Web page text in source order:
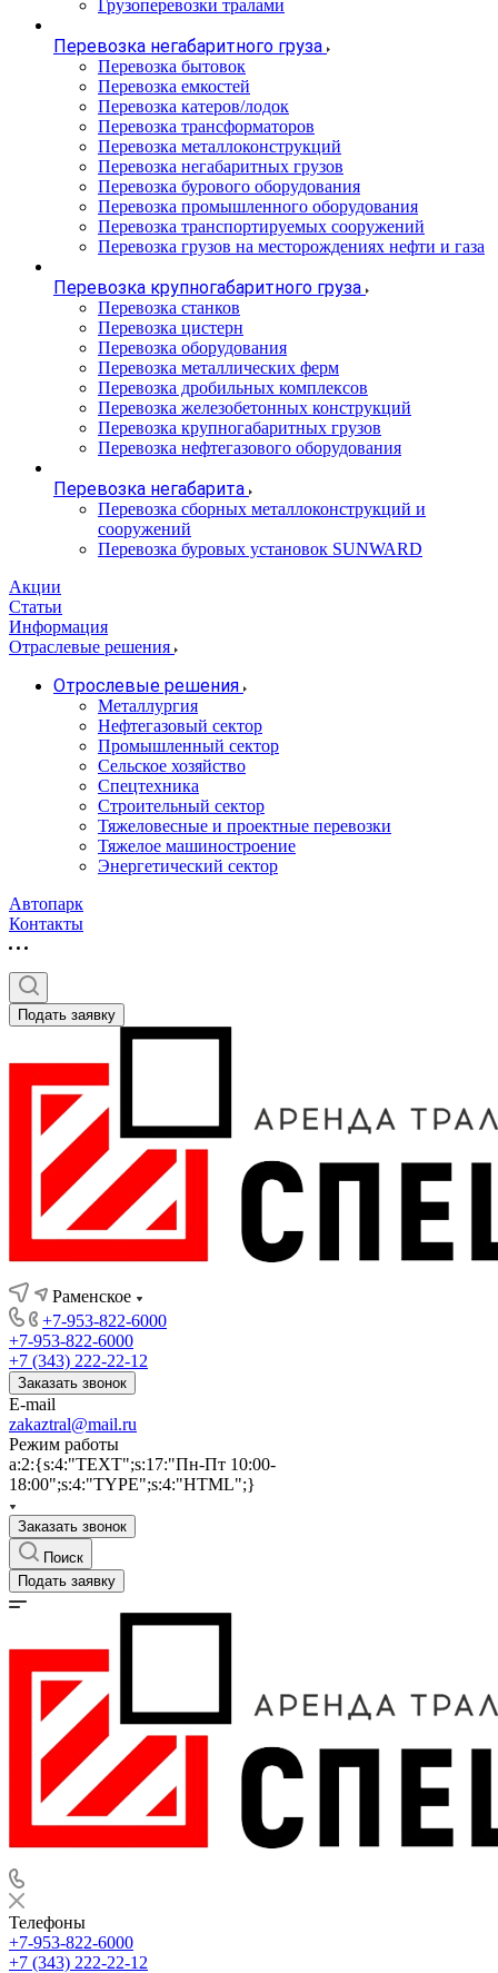
Грузоперевозки тралами
Перевозка негабаритного груза
Перевозка бытовок
Перевозка емкостей
Перевозка катеров/лодок
Перевозка трансформаторов
Перевозка металлоконструкций
Перевозка негабаритных грузов
Перевозка бурового оборудования
Перевозка промышленного оборудования
Перевозка транспортируемых сооружений
Перевозка грузов на месторождениях нефти и газа
Перевозка крупногабаритного груза
Перевозка станков
Перевозка цистерн
Перевозка оборудования
Перевозка металлических ферм
Перевозка дробильных комплексов
Перевозка железобетонных конструкций
Перевозка крупногабаритных грузов
Перевозка нефтегазового оборудования
Перевозка негабарита
Перевозка сборных металлоконструкций и
сооружений
Перевозка буровых установок SUNWARD
Акции
Статьи
Информация
Отраслевые решения
Отрослевые решения
Металлургия
Нефтегазовый сектор
Промышленный сектор
Сельское хозяйство
Спецтехника
Строительный сектор
Тяжеловесные и проектные перевозки
Тяжелое машиностроение
Энергетический сектор
Автопарк
Контакты
Подать заявку
Раменское
+7-953-822-6000
+7-953-822-6000
+7 (343) 222-22-12
Заказать звонок
E-mail
zakaztral@mail.ru
Режим работы
a:2:{s:4:"TEXT";s:17:"Пн-Пт 10:00-
18:00";s:4:"TYPE";s:4:"HTML";}
Заказать звонок
Поиск
Подать заявку
Телефоны
+7-953-822-6000
+7 (343) 222-22-12